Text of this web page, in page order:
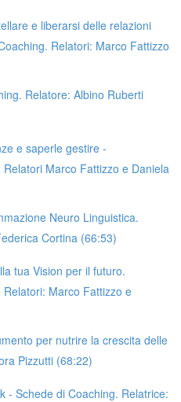
e liberarsi delle relazioni
Relatori: Marco Fattizzo
Relatore: Albino Ruberti
e saperle gestire -
Marco Fattizzo e Daniela
Neuro Linguistica.
Cortina (66:53)
tua Vision per il futuro.
Marco Fattizzo e
per nutrire la crescita delle
Pizzutti (68:22)
- Schede di Coaching. Relatrice: